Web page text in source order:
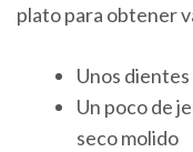
plato para obtener
Unos
Un poco de
seco molido